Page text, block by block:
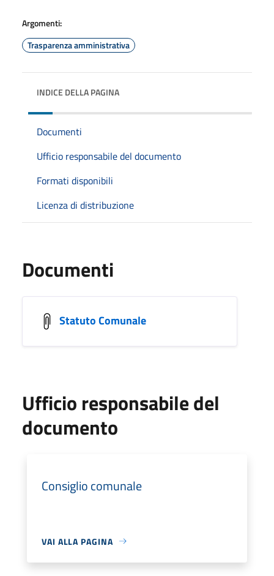
Argomenti:
Trasparenza amministrativa
INDICE DELLA PAGINA
Documenti
Ufficio responsabile del documento
Formati disponibili
Licenza di distribuzione
Documenti
Statuto Comunale
Ufficio responsabile del
documento
Consiglio comunale
VAI ALLA PAGINA